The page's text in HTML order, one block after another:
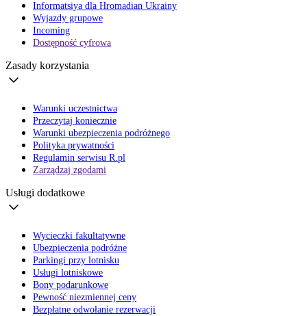
Informatsiya dla Hromadian Ukrainy
Wyjazdy grupowe
Incoming
Dostępność cyfrowa
Zasady korzystania
Warunki uczestnictwa
Przeczytaj koniecznie
Warunki ubezpieczenia podróżnego
Polityka prywatności
Regulamin serwisu R.pl
Zarządzaj zgodami
Usługi dodatkowe
Wycieczki fakultatywne
Ubezpieczenia podróżne
Parkingi przy lotnisku
Usługi lotniskowe
Bony podarunkowe
Pewność niezmiennej ceny
Bezpłatne odwołanie rezerwacji